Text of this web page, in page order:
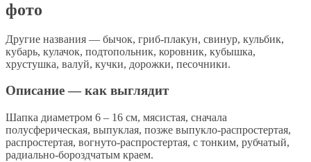
фото
Другие названия — бычок, гриб-плакун, свинур, кульбик,
кубарь, кулачок, подтопольник, коровник, кубышка,
хрустушка, валуй, кучки, дорожки, песочники.
Описание — как выглядит
Шапка диаметром 6 – 16 см, мясистая, сначала
полусферическая, выпуклая, позже выпукло-распростертая,
распростертая, вогнуто-распростертая, с тонким, рубчатый,
радиально-бороздчатым краем.